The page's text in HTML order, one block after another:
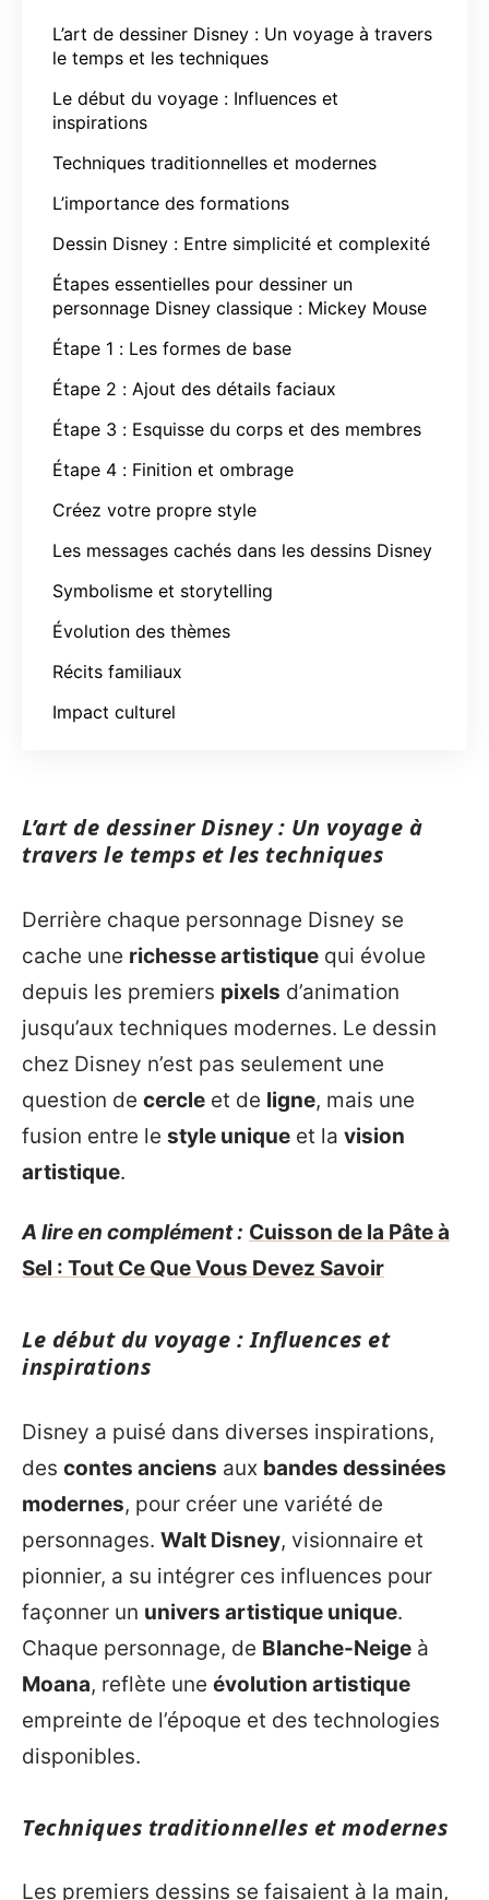
L’art de dessiner Disney : Un voyage à travers
le temps et les techniques
Le début du voyage : Influences et
inspirations
Techniques traditionnelles et modernes
L’importance des formations
Dessin Disney : Entre simplicité et complexité
Étapes essentielles pour dessiner un
personnage Disney classique : Mickey Mouse
Étape 1 : Les formes de base
Étape 2 : Ajout des détails faciaux
Étape 3 : Esquisse du corps et des membres
Étape 4 : Finition et ombrage
Créez votre propre style
Les messages cachés dans les dessins Disney
Symbolisme et storytelling
Évolution des thèmes
Récits familiaux
Impact culturel
L’art de dessiner Disney : Un voyage à
travers le temps et les techniques
Derrière chaque personnage Disney se
cache une richesse artistique qui évolue
depuis les premiers pixels d’animation
jusqu’aux techniques modernes. Le dessin
chez Disney n’est pas seulement une
question de cercle et de ligne, mais une
fusion entre le style unique et la vision
artistique.
A lire en complément : Cuisson de la Pâte à
Sel : Tout Ce Que Vous Devez Savoir
Le début du voyage : Influences et
inspirations
Disney a puisé dans diverses inspirations,
des contes anciens aux bandes dessinées
modernes, pour créer une variété de
personnages. Walt Disney, visionnaire et
pionnier, a su intégrer ces influences pour
façonner un univers artistique unique.
Chaque personnage, de Blanche-Neige à
Moana, reflète une évolution artistique
empreinte de l’époque et des technologies
disponibles.
Techniques traditionnelles et modernes
Les premiers dessins se faisaient à la main,